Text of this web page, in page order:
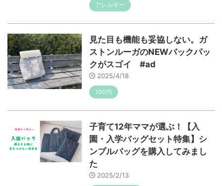
アレルギー
見た目も機能も妥協しない。ガ
ストンルーガのNEWバックパッ
クがスゴイ #ad
2025/4/18
100均
子育て12年ママが選ぶ！【入
園・入学バッグセット特集】シ
ンプルバッグを購入してみまし
た
2025/2/13